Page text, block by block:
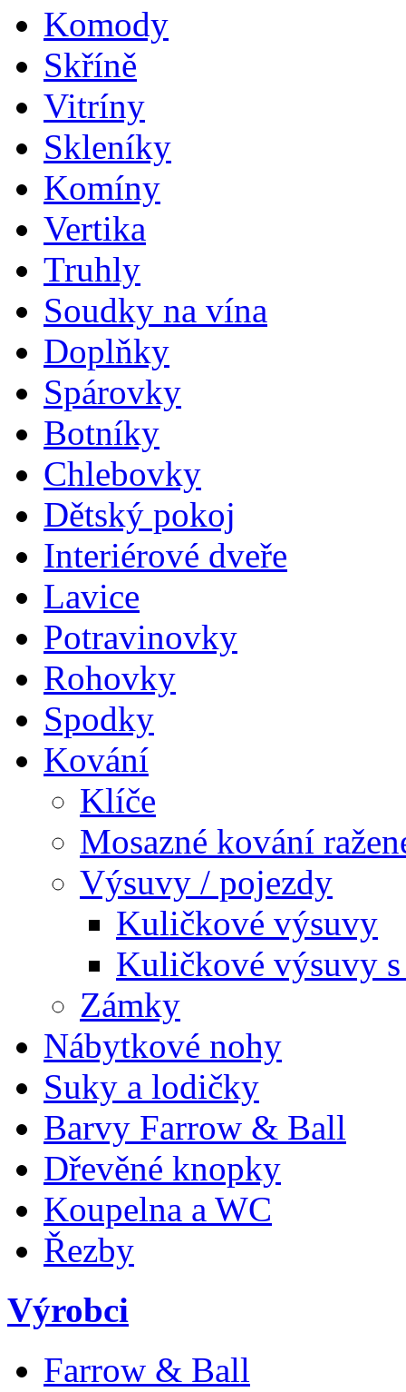
Komody
Skříně
Vitríny
Skleníky
Komíny
Vertika
Truhly
Soudky na vína
Doplňky
Spárovky
Botníky
Chlebovky
Dětský pokoj
Interiérové dveře
Lavice
Potravinovky
Rohovky
Spodky
Kování
Klíče
Mosazné kování
Výsuvy / pojezdy
Kuličkové výsuvy
Kuličkové výsuvy
Zámky
Nábytkové nohy
Suky a lodičky
Barvy Farrow & Ball
Dřevěné knopky
Koupelna a WC
Řezby
Výrobci
Farrow & Ball